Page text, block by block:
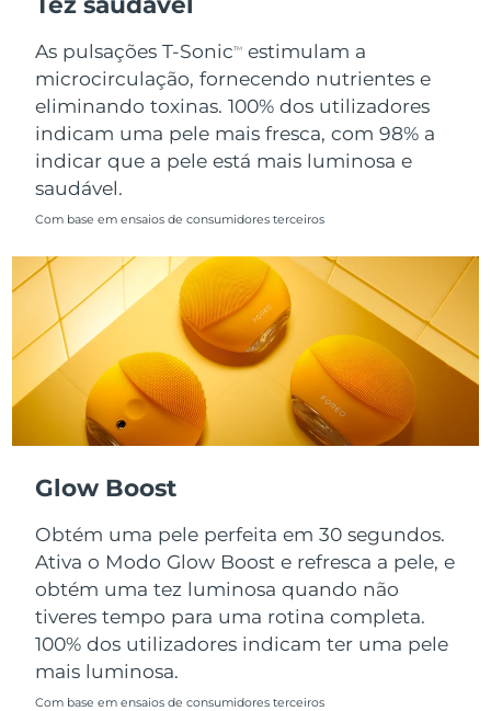
As pulsações T-SonicTM
estimulam a
microcirculação, fornecendo nutrientes e
eliminando toxinas. 100% dos utilizadores
indicam uma pele mais fresca, com 98% a
indicar que a pele está mais luminosa e
saudável.
Com base em ensaios de consumidores terceiros
Glow Boost
Obtém uma pele perfeita em 30 segundos.
Ativa o Modo Glow Boost e refresca a pele, e
obtém uma tez luminosa quando não
tiveres tempo para uma rotina completa.
100% dos utilizadores indicam ter uma pele
mais luminosa.
Com base em ensaios de consumidores terceiros
Singapura Entrega prevista
Eslováquia
Eslovênia Entrega prevista8/9/26
África do Sul
Espanha Entrega prevista 8/9/26
Suécia Entrega prevista 8/9/26
Suíça Entrega prevista8/9/26
Taiwan
Tailândia
Turquia Entrega prevista8/10/26
Emirados Árabes
Unidos
Entrega prevista8/10/26
Reino Unido